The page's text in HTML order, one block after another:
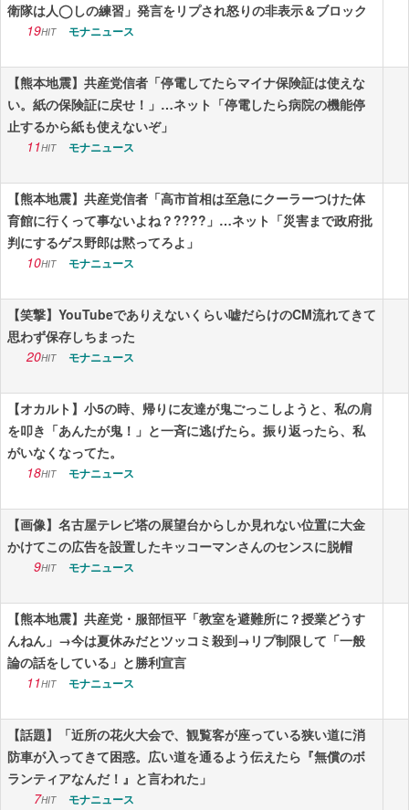
衛隊は人◯しの練習」発言をリプされ怒りの非表示＆ブロック
19HIT モナニュース
【熊本地震】共産党信者「停電してたらマイナ保険証は使えな
い。紙の保険証に戻せ！」…ネット「停電したら病院の機能停
止するから紙も使えないぞ」
11HIT モナニュース
【熊本地震】共産党信者「高市首相は至急にクーラーつけた体
育館に行くって事ないよね？????」…ネット「災害まで政府批
判にするゲス野郎は黙ってろよ」
10HIT モナニュース
【笑撃】YouTubeでありえないくらい嘘だらけのCM流れてきて
思わず保存しちまった
20HIT モナニュース
【オカルト】小5の時、帰りに友達が鬼ごっこしようと、私の肩
を叩き「あんたが鬼！」と一斉に逃げたら。振り返ったら、私
がいなくなってた。
18HIT モナニュース
【画像】名古屋テレビ塔の展望台からしか見れない位置に大金
かけてこの広告を設置したキッコーマンさんのセンスに脱帽
9HIT モナニュース
【熊本地震】共産党・服部恒平「教室を避難所に？授業どうす
んねん」→今は夏休みだとツッコミ殺到→リプ制限して「一般
論の話をしている」と勝利宣言
11HIT モナニュース
【話題】「近所の花火大会で、観覧客が座っている狭い道に消
防車が入ってきて困惑。広い道を通るよう伝えたら『無償のボ
ランティアなんだ！』と言われた」
7HIT モナニュース